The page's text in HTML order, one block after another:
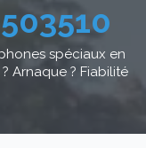
spéciaux en
Arnaque ? Fiabilité